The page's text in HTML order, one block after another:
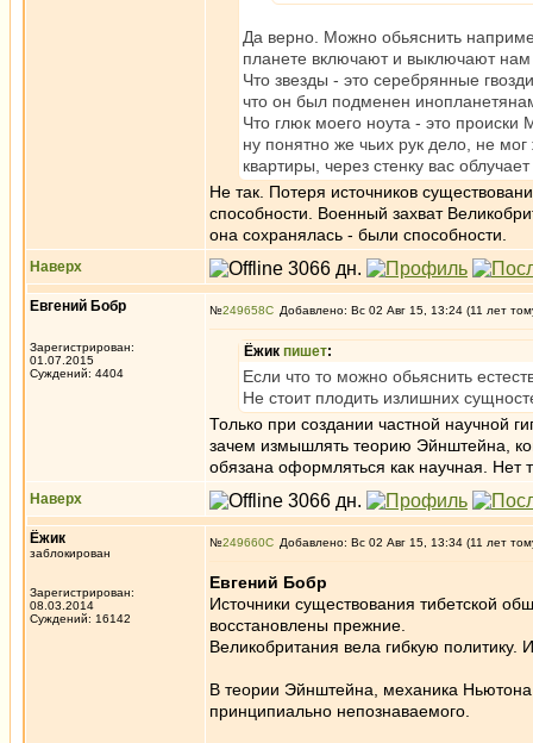
Да верно. Можно обьяснить
планете включают и выключают нам
Что звезды - это серебрянные
что он был подменен
Что глюк моего ноута - это
ну понятно же чьих рук дело, не
квартиры, через стенку вас
Не так. Потеря источников
способности. Военный захват
она сохранялась - были способности.
Наверх
Евгений Бобр
Зарегистрирован:
01.07.2015
Суждений: 4404
№249658 Добавлено: Вс 02 Авг 15, 13:24 (11 лет
Ёжик пишет:
Если что то можно обьяснить
Не стоит плодить излишних
Только при создании частной научной
зачем измышлять теорию Эйнштейна,
обязана оформляться как научная. Нет
Наверх
Ёжик
заблокирован
Зарегистрирован:
08.03.2014
Суждений: 16142
№249660 Добавлено: Вс 02 Авг 15, 13:34 (11 лет
Евгений Бобр
Источники существования тибетской
восстановлены прежние.
Великобритания вела гибкую
В теории Эйнштейна, механика
принципиально непознаваемого.